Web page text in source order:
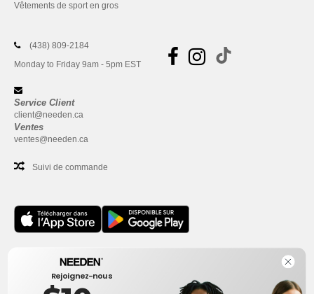
Vêtements de sport en gros
(438) 809-2184
Monday to Friday 9am - 5pm EST
Service Client
client@needen.ca
Ventes
ventes@needen.ca
Suivi de commande
Bureau
One Dundas Street West Suite 2500
Toronto, Ontario, M5G 1Z3
Rejoignez-nous